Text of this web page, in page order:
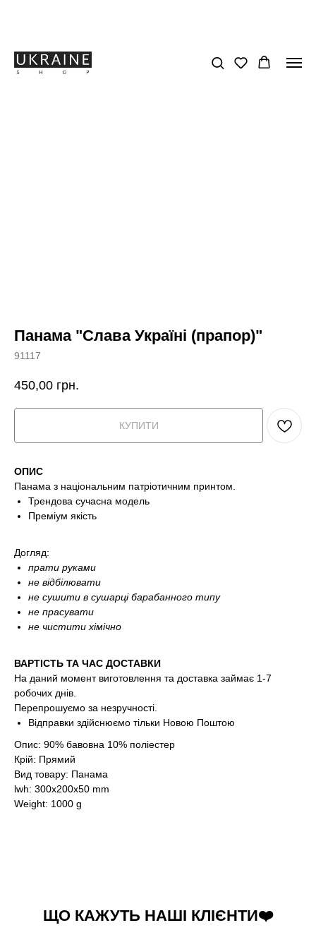
Панама "Слава Україні (прапор)"
91117
450,00 грн.
КУПИТИ
ОПИС
Панама з національним патріотичним принтом.
Трендова сучасна модель
Преміум якість
Догляд:
прати руками
не відбілювати
не сушити в сушарці барабанного типу
не прасувати
не чистити хімічно
ВАРТІСТЬ ТА ЧАС ДОСТАВКИ
На даний момент виготовлення та доставка займає 1-7
робочих днів.
Перепрошуємо за незручності.
Відправки здійснюємо тільки Новою Поштою
Опис: 90% бавовна 10% поліестер
Крій: Прямий
Вид товару: Панама
lwh: 300x200x50 mm
Weight: 1000 g
ЩО КАЖУТЬ НАШІ КЛІЄНТИ❤️